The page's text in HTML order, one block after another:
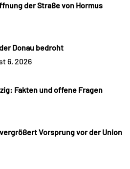
der Straße von Hormus
Donau bedroht
6, 2026
Fakten und offene Fragen
Vorsprung vor der Union